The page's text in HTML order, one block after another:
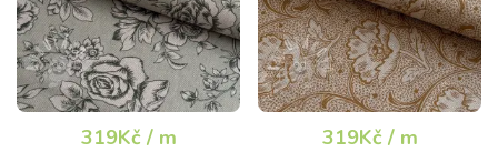
319Kč / m 319Kč / m